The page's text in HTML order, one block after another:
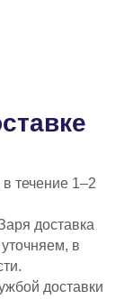
течение 1–2
доставка
в
доставки